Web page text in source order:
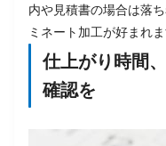
内や見積書の場合は落
ミネート加工が好まれま
仕上がり時間
確認を